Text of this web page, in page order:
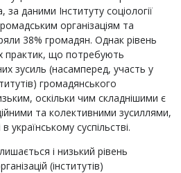
за даними Інституту соціології
організаціям та
38% громадян. Однак рівень
практик, що потребують
зусиль (насамперед, участь у
громадянського
оскільки чим складнішими є
та колективними зусиллями,
суспільстві.
і низький рівень
(інститутів)